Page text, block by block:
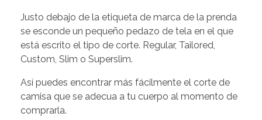
Justo debajo de la etiqueta de marca de la prenda
se esconde un pequeño pedazo de tela en el que
está escrito el tipo de corte. Regular, Tailored,
Custom, Slim o Superslim.
Así puedes encontrar más fácilmente el corte de
camisa que se adecua a tu cuerpo al momento de
comprarla.